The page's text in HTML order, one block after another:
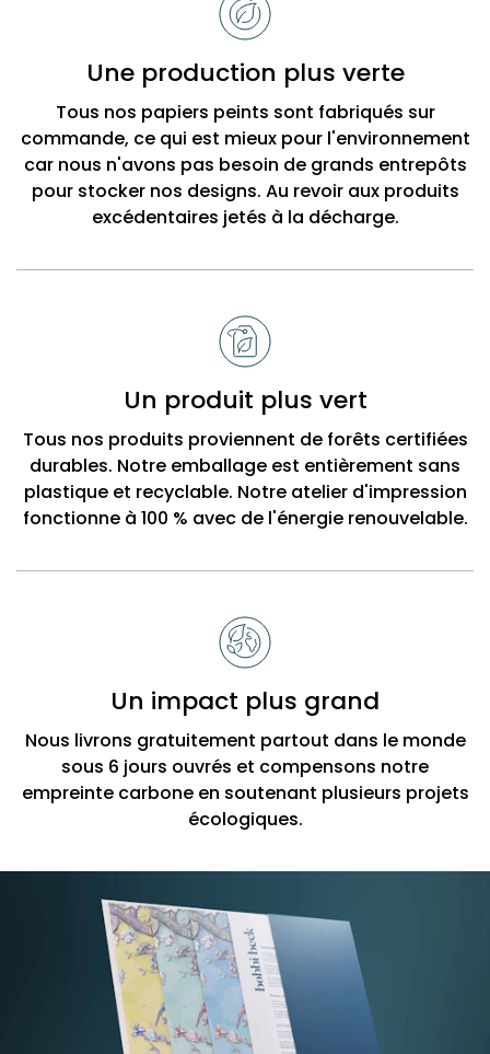
BobbiUne production plus verte
Tous nos papiers peints sont fabriqués sur
commande, ce qui est mieux pour l'environnement
car nous n'avons pas besoin de grands entrepôts
pour stocker nos designs. Au revoir aux produits
excédentaires jetés à la décharge.
Un produit plus vert
Tous nos produits proviennent de forêts certifiées
durables. Notre emballage est entièrement sans
plastique et recyclable. Notre atelier d'impression
fonctionne à 100 % avec de l'énergie renouvelable.
Un impact plus grand
Nous livrons gratuitement partout dans le monde
sous 6 jours ouvrés et compensons notre
empreinte carbone en soutenant plusieurs projets
écologiques.